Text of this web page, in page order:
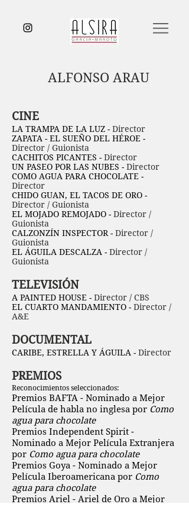
ALFONSO ARAU
CINE
LA TRAMPA DE LA LUZ - Director
ZAPATA - EL SUEÑO DEL HÉROE -
Director / Guionista
CACHITOS PICANTES - Director
UN PASEO POR LAS NUBES - Director
COMO AGUA PARA CHOCOLATE -
Director
CHIDO GUAN, EL TACOS DE ORO -
Director / Guionista
EL MOJADO REMOJADO - Director /
Guionista
CALZONZÍN INSPECTOR - Director /
Guionista
EL ÁGUILA DESCALZA - Director /
Guionista
TELEVISIÓN
A PAINTED HOUSE - Director / CBS
EL CUARTO MANDAMIENTO - Director /
A&E
DOCUMENTAL
CARIBE, ESTRELLA Y ÁGUILA - Director
PREMIOS
Reconocimientos seleccionados:
Premios BAFTA - Nominado a Mejor
Película de habla no inglesa por Como
agua para chocolate
Premios Independent Spirit -
Nominado a Mejor Película Extranjera
por Como agua para chocolate
Premios Goya - Nominado a Mejor
Película Iberoamericana por Como
agua para chocolate
Premios Ariel - Ariel de Oro a Mejor